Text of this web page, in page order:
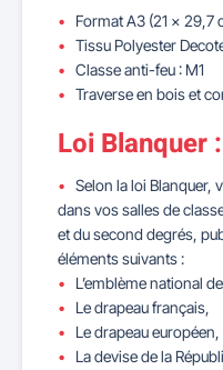
Format A3 (21 x 29,7
Tissu Polyester
Classe anti-feu : M1
Traverse en bois et
Loi Blanquer :
Selon la loi Blanquer,
dans vos salles de
et du second degrés,
éléments suivants :
L’emblème national
Le drapeau français,
Le drapeau européen,
La devise de la